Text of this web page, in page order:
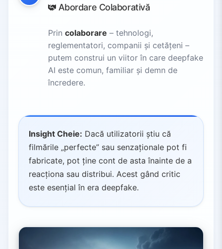
Abordare Colaborativă
Prin colaborare – tehnologi,
reglementatori, companii și cetățeni –
putem construi un viitor în care deepfake
AI este comun, familiar și demn de
încredere.
Insight Cheie: Dacă utilizatorii știu că
filmările „perfecte” sau senzaționale pot fi
fabricate, pot ține cont de asta înainte de a
reacționa sau distribui. Acest gând critic
este esențial în era deepfake.